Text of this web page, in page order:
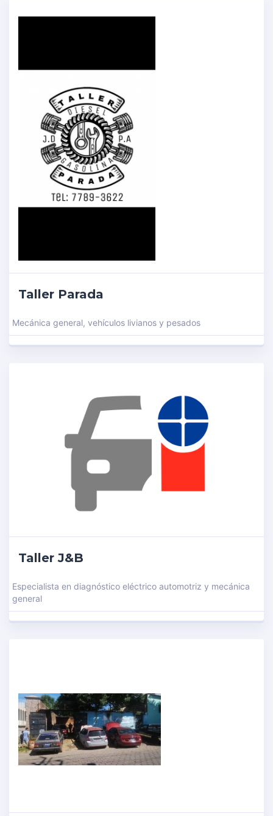
Taller Parada
Mecánica general, vehículos livianos y pesados
Taller J&B
Especialista en diagnóstico eléctrico automotriz y mecánica
general